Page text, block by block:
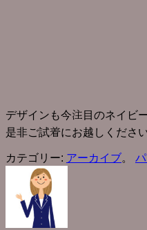
デザインも今注目のネイビ
是非ご試着にお越しください
カテゴリー: アーカイブ。